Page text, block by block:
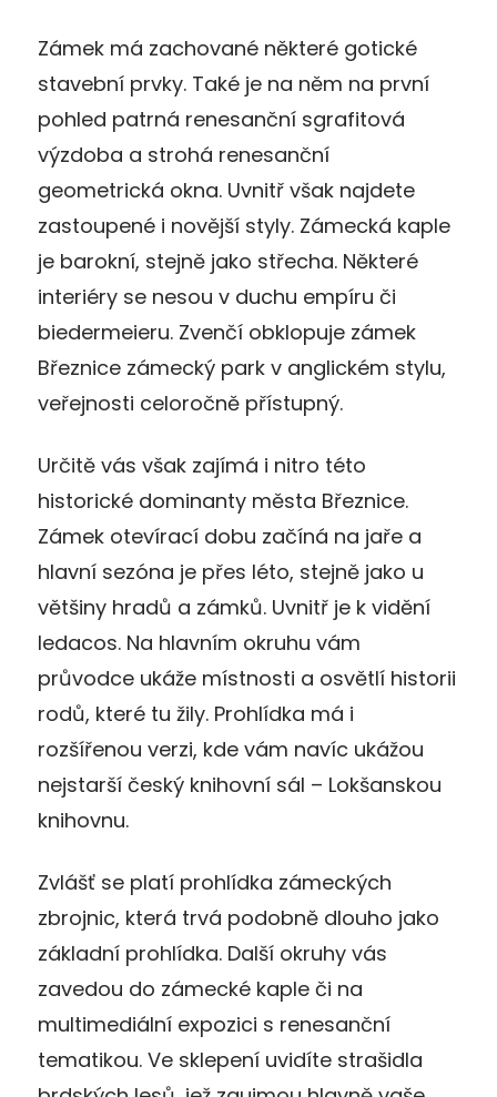
Zámek má zachované některé gotické
stavební prvky. Také je na něm na první
pohled patrná renesanční sgrafitová
výzdoba a strohá renesanční
geometrická okna. Uvnitř však najdete
zastoupené i novější styly. Zámecká kaple
je barokní, stejně jako střecha. Některé
interiéry se nesou v duchu empíru či
biedermeieru. Zvenčí obklopuje zámek
Březnice zámecký park v anglickém stylu,
veřejnosti celoročně přístupný.
Určitě vás však zajímá i nitro této
historické dominanty města Březnice.
Zámek otevírací dobu začíná na jaře a
hlavní sezóna je přes léto, stejně jako u
většiny hradů a zámků. Uvnitř je k vidění
ledacos. Na hlavním okruhu vám
průvodce ukáže místnosti a osvětlí historii
rodů, které tu žily. Prohlídka má i
rozšířenou verzi, kde vám navíc ukážou
nejstarší český knihovní sál – Lokšanskou
knihovnu.
Zvlášť se platí prohlídka zámeckých
zbrojnic, která trvá podobně dlouho jako
základní prohlídka. Další okruhy vás
zavedou do zámecké kaple či na
multimediální expozici s renesanční
tematikou. Ve sklepení uvidíte strašidla